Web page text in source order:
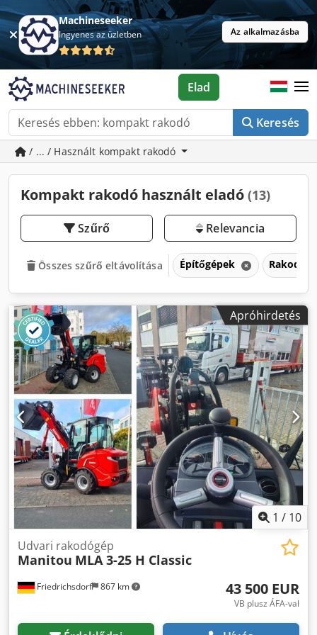
Machineseeker
Ingyenes az üzletben Az alkalmazásba
Keresés
Elad
/ ... / Használt kompakt rakodó
Kompakt rakodó használt eladó (13)
Szűrő Relevancia
Összes szűrő eltávolítása Építőgépek
Apróhirdetés
1 / 10
Friedrichsdorf 867 km
Udvari rakodógép
Manitou MLA 3-25 H Classic
43 500 EUR
VB plusz ÁFA-val